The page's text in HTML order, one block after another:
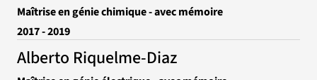
Maîtrise en génie chimique - avec mémoire
2017 - 2019
Alberto Riquelme-Diaz